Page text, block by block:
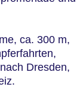
ca. 300 m,
Dresden,